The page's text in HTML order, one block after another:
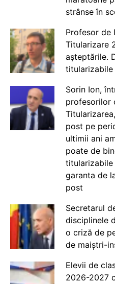
strânse în
Profesor de
Titularizare
așteptările.
titularizabile
Sorin Ion,
profesorilor
post pe
ultimii ani
poate de
titularizabile
garanta de
post
Secretarul
disciplinele
o criză de
de maiștri-
Elevii de
2026-2027